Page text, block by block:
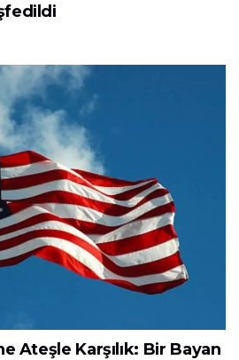
Ateşle Karşılık: Bir Bayan